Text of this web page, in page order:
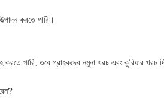
করতে পারি।
পারি, তবে গ্রাহকদের নমুনা খরচ এবং কুরিয়ার খরচ